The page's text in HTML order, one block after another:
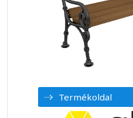
Termékoldal